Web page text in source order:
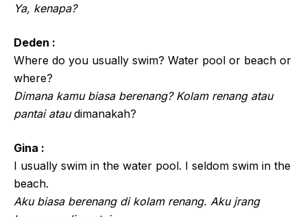
Ya, kenapa?
Deden :
Where do you usually swim? Water pool or beach or
where?
Dimana kamu biasa berenang? Kolam renang atau
pantai ataudimanakah?
Gina :
I usually swim in the water pool. I seldom swim in the
beach.
Aku biasa berenang di kolam renang. Aku jrang